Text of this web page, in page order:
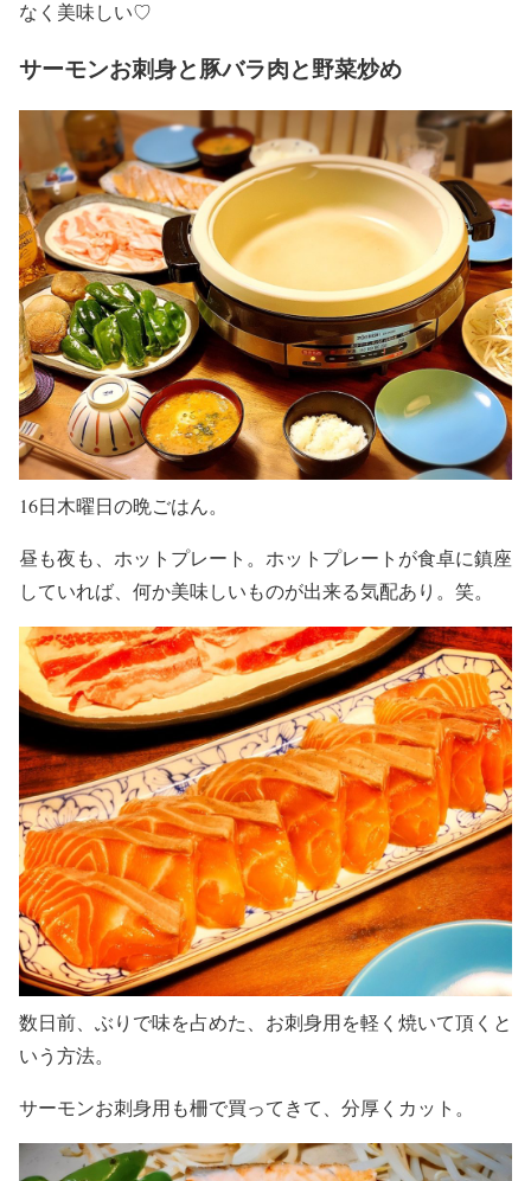
なく美味しい♡
サーモンお刺身と豚バラ肉と野菜炒め
16日木曜日の晩ごはん。
昼も夜も、ホットプレート。ホットプレートが食卓に鎮座
していれば、何か美味しいものが出来る気配あり。笑。
数日前、ぶりで味を占めた、お刺身用を軽く焼いて頂くと
いう方法。
サーモンお刺身用も柵で買ってきて、分厚くカット。